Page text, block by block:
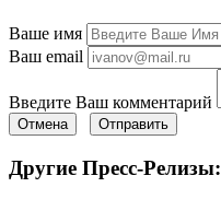
Ваше имя
Ваш email
Введите Ваш комментарий
Отмена Отправить
Другие Пресс-Релизы: